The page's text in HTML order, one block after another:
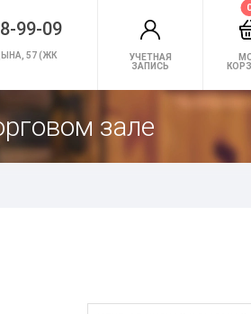
99-09
57 (ЖК
УЧЕТНАЯ
ЗАПИСЬ
0
зале